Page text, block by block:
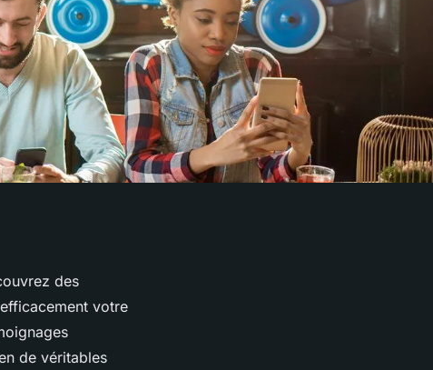
des
votre
de véritables